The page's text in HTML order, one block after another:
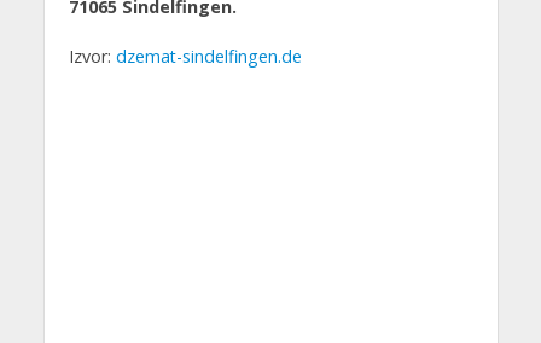
71065 Sindelfingen.
Izvor: dzemat-sindelfingen.de